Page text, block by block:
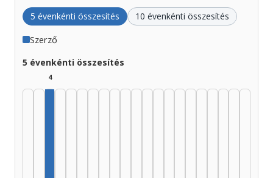
5 évenkénti összesítés 10 évenkénti összesítés
Szerző
5 évenkénti összesítés
4